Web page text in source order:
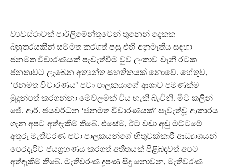
ව්‍යවස්ථාවක් පාර්ලිමේන්තුවෙන් තුනෙන් දෙකක
බහුතරයකින් සම්මත කරගත් පසු එහි අනුමැතිය සඳහා
ජනමත විචාරණයක් පැවැත්වීම වුව ලංකාව වැනි රටක
ජනතාවට ලැබෙන අත්‍යන්ත සහතිකයක් නොවේ. හේතුව,
‘ජනමත විචාරණය’ පවා පාලකයාගේ ආශාව පමණක්ම
මුදුන්පත් කරගන්නා මෙවලමක් විය හැකි බැවිනි. මීට කලින්
ජේ. ආර්. ජයවර්ධන ‘ජනමත විචාරණයක්’ පැවැත්වූ ආකාරය
ගැන අපට අත්දැකීම් තිබේ. එසේම, ඊට වඩා අඩු මට්ටමේ
අතුරු මැතිවරණ පවා පාලකයන්ගේ හිතුවක්කාරී ආධ්‍යාශයන්
පෙරදැරිව ජයග්‍රහණය කරගත් අතීතයක් පිළිබඳවත් අපට
අත්දැකීම් තිබේ. මැතිවරණ දූෂණ සිදු නොවන, මැතිවරණ